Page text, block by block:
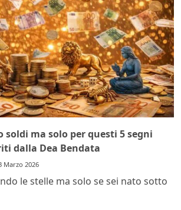
soldi ma solo per questi 5 segni
dalla Dea Bendata
Marzo 2026
le stelle ma solo se sei nato sotto